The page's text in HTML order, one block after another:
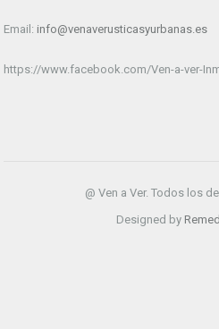
Email: info@venaverusticasyurbanas.es
https://www.facebook.com/Ven-a-ver-
@ Ven a Ver. Todos los
Designed by